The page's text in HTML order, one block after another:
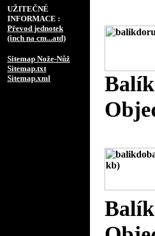
UŽITEČNÉ
INFORMACE :
Převod jednotek
(inch na cm...atd)
Sitemap Nože-Nůž
Sitemap.txt
Sitemap.xml